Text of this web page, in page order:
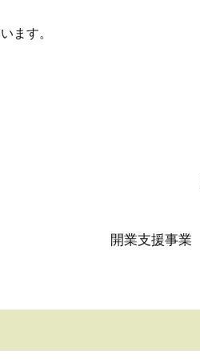
ます。
開業支援事業